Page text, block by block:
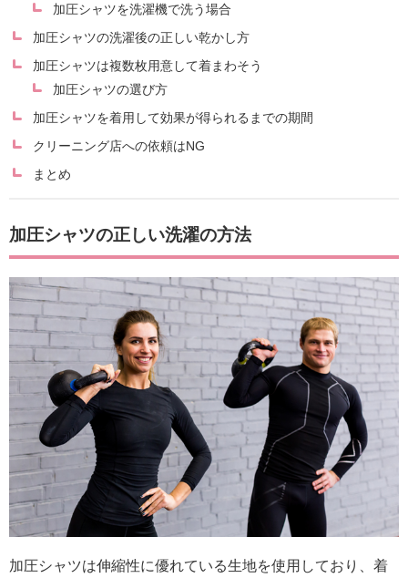
加圧シャツを洗濯機で洗う場合
加圧シャツの洗濯後の正しい乾かし方
加圧シャツは複数枚用意して着まわそう
加圧シャツの選び方
加圧シャツを着用して効果が得られるまでの期間
クリーニング店への依頼はNG
まとめ
加圧シャツの正しい洗濯の方法
加圧シャツは伸縮性に優れている生地を使用しており、着